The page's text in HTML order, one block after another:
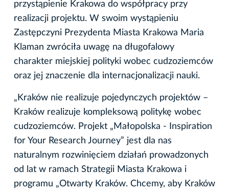
przystąpienie Krakowa do współpracy przy
realizacji projektu. W swoim wystąpieniu
Zastępczyni Prezydenta Miasta Krakowa Maria
Klaman zwróciła uwagę na długofalowy
charakter miejskiej polityki wobec cudzoziemców
oraz jej znaczenie dla internacjonalizacji nauki.
„Kraków nie realizuje pojedynczych projektów –
Kraków realizuje kompleksową politykę wobec
cudzoziemców. Projekt „Małopolska - Inspiration
for Your Research Journey” jest dla nas
naturalnym rozwinięciem działań prowadzonych
od lat w ramach Strategii Miasta Krakowa i
programu „Otwarty Kraków. Chcemy, aby Kraków